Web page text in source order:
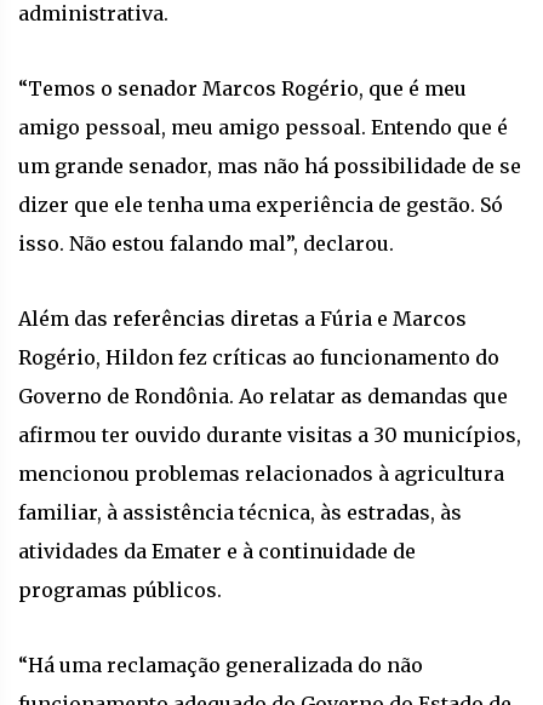
administrativa.
“Temos o senador Marcos Rogério, que é meu
amigo pessoal, meu amigo pessoal. Entendo que é
um grande senador, mas não há possibilidade de se
dizer que ele tenha uma experiência de gestão. Só
isso. Não estou falando mal”, declarou.
Além das referências diretas a Fúria e Marcos
Rogério, Hildon fez críticas ao funcionamento do
Governo de Rondônia. Ao relatar as demandas que
afirmou ter ouvido durante visitas a 30 municípios,
mencionou problemas relacionados à agricultura
familiar, à assistência técnica, às estradas, às
atividades da Emater e à continuidade de
programas públicos.
“Há uma reclamação generalizada do não